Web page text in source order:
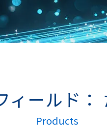
ィールド：
Products